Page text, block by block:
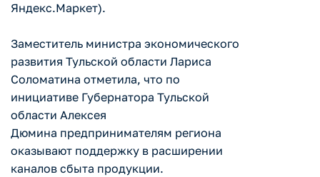
Яндекс.Маркет).
Заместитель министра экономического
развития Тульской области Лариса
Соломатина отметила, что по
инициативе Губернатора Тульской
области Алексея
Дюмина предпринимателям региона
оказывают поддержку в расширении
каналов сбыта продукции.